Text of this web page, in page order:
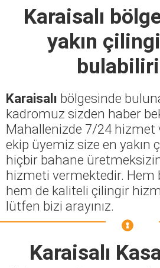
Karaisalı
yakın
Karaisalı bölgesinde
kadromuz sizden haber
Mahallenizde 7/24 hizmet
ekip üyemiz size en yakın
hiçbir bahane
hizmeti vermektedir. Hem
hem de kaliteli çilingir
lütfen bizi arayınız.
Karaisalı